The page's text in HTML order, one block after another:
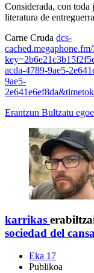
Considerada, con toda
literatura de
Carne Cruda dcs-
acda-4789-9ae5-
9ae5-
Erantzun Bultzatu
karrikas
sociedad del
Eka 17
Publikoa